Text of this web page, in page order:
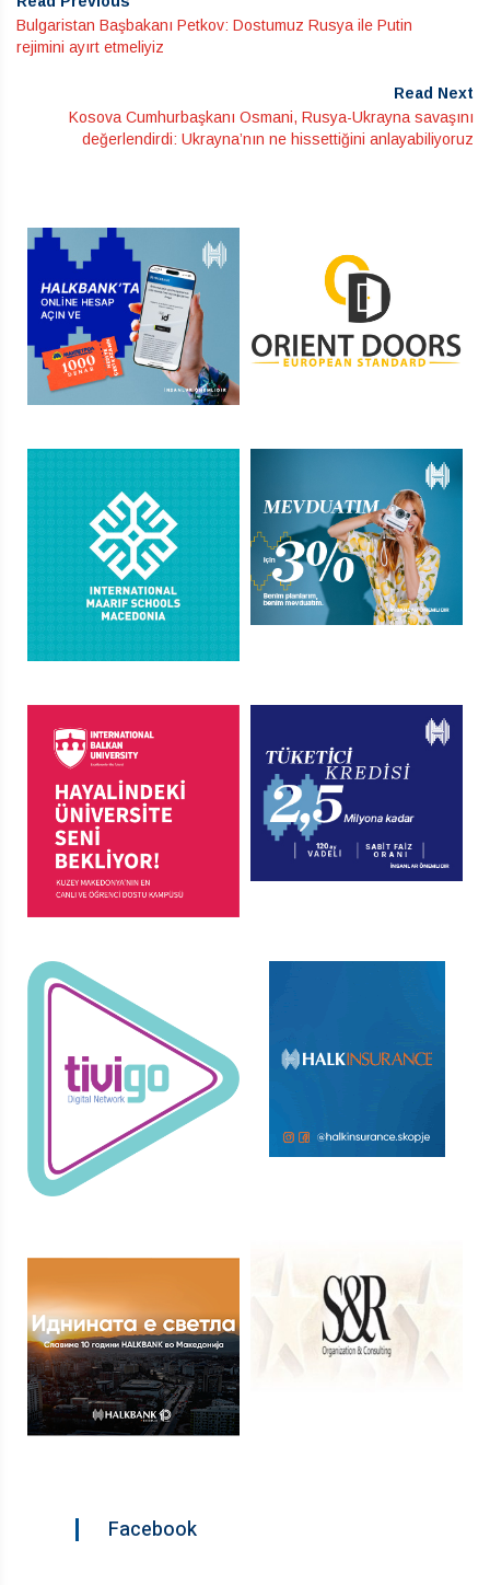
Bulgaristan Başbakanı Petkov: Dostumuz Rusya ile Putin
rejimini ayırt etmeliyiz
Read Next
Kosova Cumhurbaşkanı Osmani, Rusya-Ukrayna savaşını
değerlendirdi: Ukrayna’nın ne hissettiğini anlayabiliyoruz
Facebook